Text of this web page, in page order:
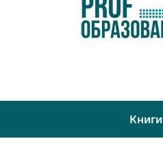
Книги